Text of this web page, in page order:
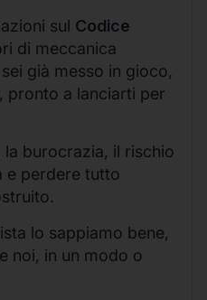
sul Codice
di meccanica
già messo in gioco,
pronto a lanciarti per
burocrazia, il rischio
e perdere tutto
lo sappiamo bene,
noi, in un modo o